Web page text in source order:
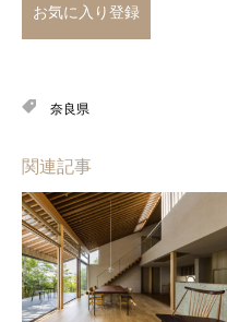
お気に入り登録
奈良県
関連記事